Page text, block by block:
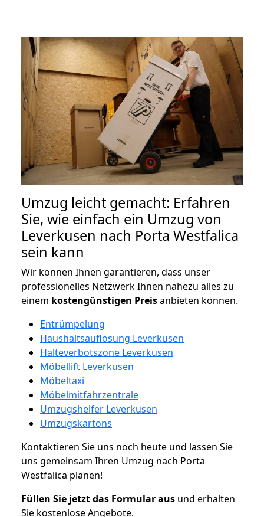
Umzug leicht gemacht: Erfahren
Sie, wie einfach ein Umzug von
Leverkusen nach Porta Westfalica
sein kann
Wir können Ihnen garantieren, dass unser
professionelles Netzwerk Ihnen nahezu alles zu
einem kostengünstigen Preisanbieten können.
Entrümpelung
Haushaltsauflösung Leverkusen
Halteverbotszone Leverkusen
Möbellift Leverkusen
Möbeltaxi
Möbelmitfahrzentrale
Umzugshelfer Leverkusen
Umzugskartons
Kontaktieren Sie uns noch heute und lassen Sie
uns gemeinsam Ihren Umzug nach Porta
Westfalica planen!
Füllen Sie jetzt das Formular aus und erhalten
Sie kostenlose Angebote.